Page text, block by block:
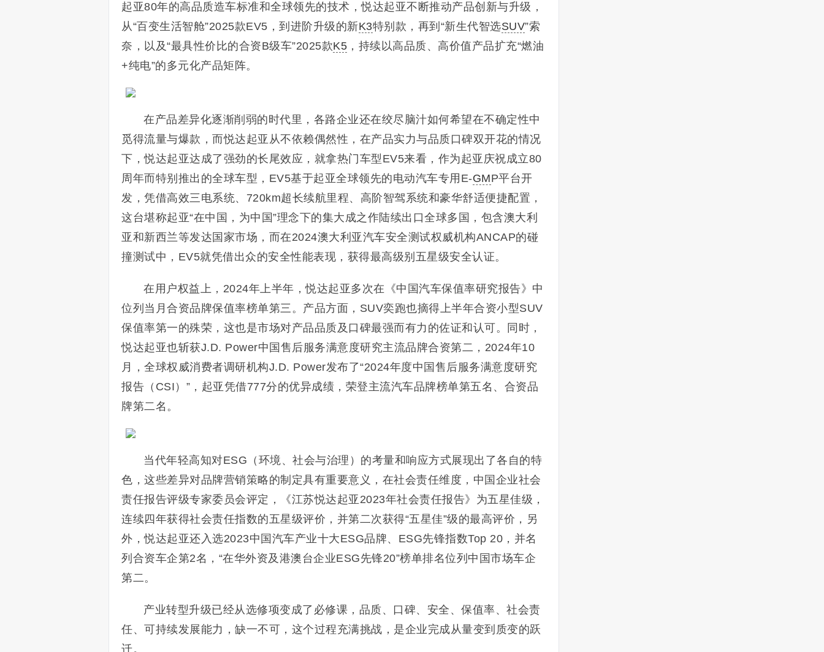
起亚80年的高品质造车标准和全球领先的技术，悦达起亚不断推动产品创新与升级，
从“百变生活智舱”2025款EV5，到进阶升级的新K3特别款，再到“新生代智选SUV”索
奈，以及“最具性价比的合资B级车”2025款K5 ，持续以高品质、高价值产品扩充“燃油
+纯电”的多元化产品矩阵。
在产品差异化逐渐削弱的时代里，各路企业还在绞尽脑汁如何希望在不确定性中
觅得流量与爆款，而悦达起亚从不依赖偶然性，在产品实力与品质口碑双开花的情况
下，悦达起亚达成了强劲的长尾效应，就拿热门车型EV5来看，作为起亚庆祝成立80
周年而特别推出的全球车型，EV5基于起亚全球领先的电动汽车专用E-GMP平台开
发，凭借高效三电系统、720km超长续航里程、高阶智驾系统和豪华舒适便捷配置，
这台堪称起亚“在中国，为中国”理念下的集大成之作陆续出口全球多国，包含澳大利
亚和新西兰等发达国家市场，而在2024澳大利亚汽车安全测试权威机构ANCAP的碰
撞测试中，EV5就凭借出众的安全性能表现，获得最高级别五星级安全认证。
在用户权益上，2024年上半年，悦达起亚多次在《中国汽车保值率研究报告》中
位列当月合资品牌保值率榜单第三。产品方面，SUV奕跑也摘得上半年合资小型SUV
保值率第一的殊荣，这也是市场对产品品质及口碑最强而有力的佐证和认可。同时，
悦达起亚也斩获J.D. Power中国售后服务满意度研究主流品牌合资第二，2024年10
月，全球权威消费者调研机构J.D. Power发布了“2024年度中国售后服务满意度研究
报告（CSI）”，起亚凭借777分的优异成绩，荣登主流汽车品牌榜单第五名、合资品
牌第二名。
当代年轻高知对ESG（环境、社会与治理）的考量和响应方式展现出了各自的特
色，这些差异对品牌营销策略的制定具有重要意义，在社会责任维度，中国企业社会
责任报告评级专家委员会评定，《江苏悦达起亚2023年社会责任报告》为五星佳级，
连续四年获得社会责任指数的五星级评价，并第二次获得“五星佳”级的最高评价，另
外，悦达起亚还入选2023中国汽车产业十大ESG品牌、ESG先锋指数Top 20，并名
列合资车企第2名，“在华外资及港澳台企业ESG先锋20”榜单排名位列中国市场车企
第二。
产业转型升级已经从选修项变成了必修课，品质、口碑、安全、保值率、社会责
任、可持续发展能力，缺一不可，这个过程充满挑战，是企业完成从量变到质变的跃
迁。